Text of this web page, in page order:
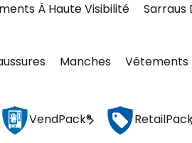
À Haute Visibilité Sarraus
Manches Vêtements
VendPack®